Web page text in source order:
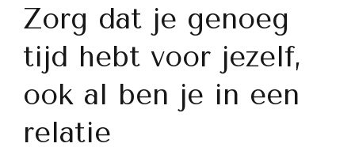
Zorg dat je genoeg
tijd hebt voor jezelf,
ook al ben je in een
relatie